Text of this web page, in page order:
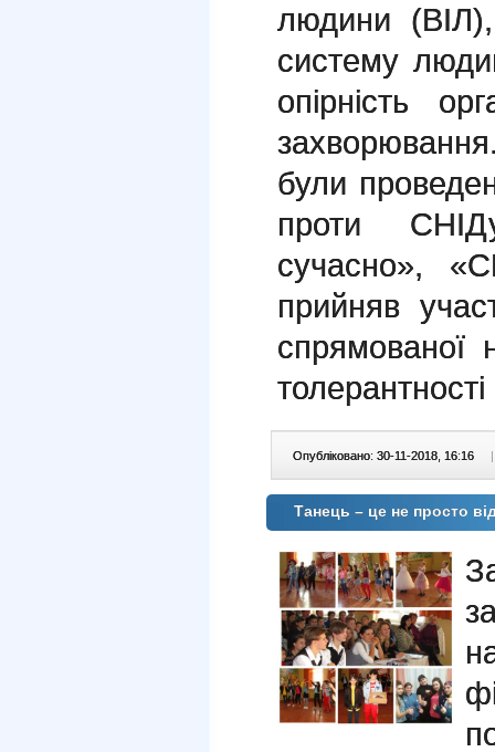
людини
систему
опірність
були
проти
сучасно»,
прийняв
спрямованої
Опубліковано: 30-11-2018, 16:16 |
Танець – це не просто